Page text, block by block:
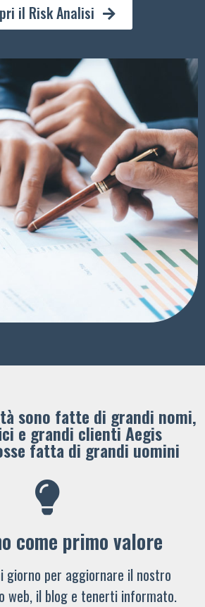
il Risk Analisi
sono fatte di grandi nomi,
e grandi clienti ​Aegis
fatta di grandi uomini
come primo valore
giorno per aggiornare il nostro
web, il blog e tenerti informato.